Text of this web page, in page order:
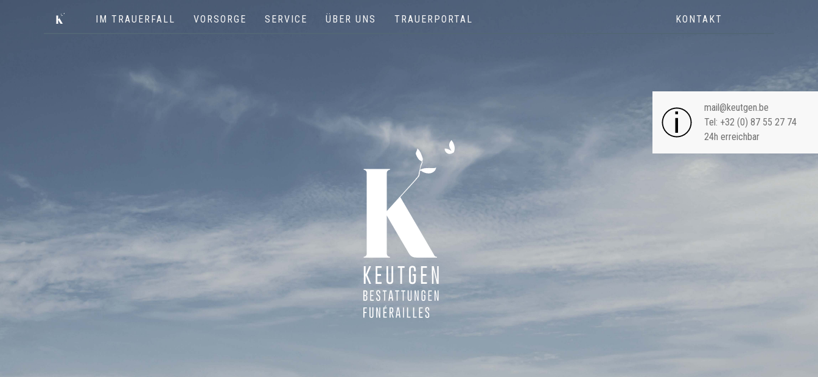
Keutgen | Bestattungen - Funérailles
mail@keutgen.be
Tel: +32 (0) 87 55 27 74
24h erreichbar
IM TRAUERFALL VORSORGE SERVICE ÜBER UNS TRAUERPORTAL KONTAKT